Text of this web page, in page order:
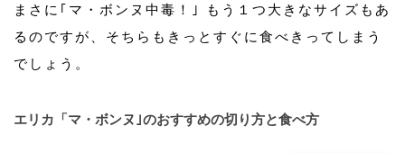
まさに｢マ・ボンヌ中毒！｣ もう１つ大きなサイズもあ
るのですが、そちらもきっとすぐに食べきってしまう
でしょう。
エリカ「マ・ボンヌ｣のおすすめの切り方と食べ方